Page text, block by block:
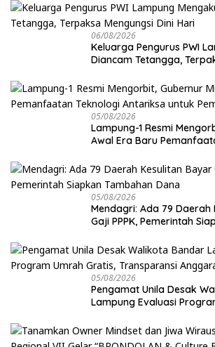
Kosong dan Lahan
06/08/2026
Keluarga Pengurus PWI
Diancam Tetangga,
05/08/2026
Lampung-1 Resmi
Awal Era Baru
05/08/2026
Mendagri: Ada 79 Daerah
Gaji PPPK, Pemerintah
05/08/2026
Pengamat Unila Desak
Lampung Evaluasi